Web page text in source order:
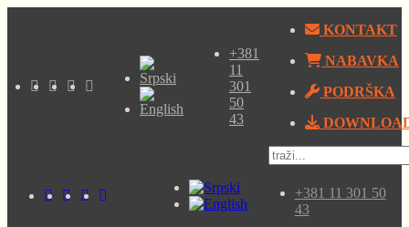
+381
11
301
50
43
KONTAKT
NABAVKA
PODRŠKA
+381 11 301 50
43